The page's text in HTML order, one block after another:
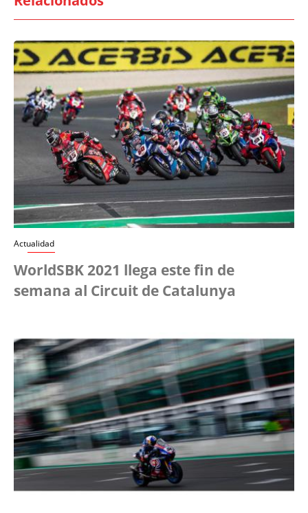
Actualidad
WorldSBK 2021 llega este fin de
semana al Circuit de Catalunya